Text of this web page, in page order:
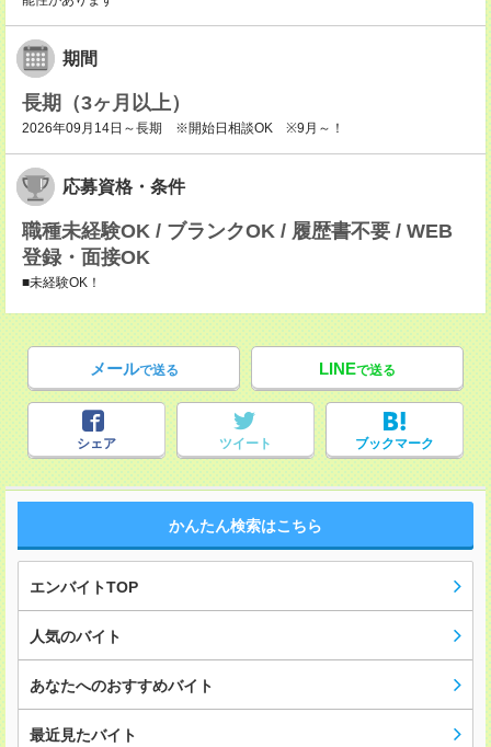
期間
長期（3ヶ月以上）
2026年09月14日～長期 ※開始日相談OK ※9月～！
応募資格・条件
職種未経験OK / ブランクOK / 履歴書不要 / WEB
登録・面接OK
■未経験OK！
メールで送る LINEで送る
シェア ツイート ブックマーク
かんたん検索はこちら
エンバイトTOP
人気のバイト
あなたへのおすすめバイト
最近見たバイト